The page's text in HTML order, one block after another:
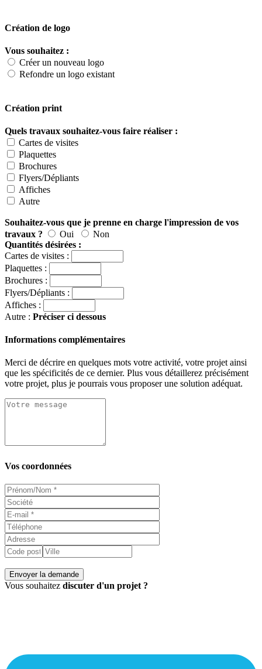
Création de logo
Vous souhaitez :
Créer un nouveau logo
Refondre un logo existant
Création print
Quels travaux souhaitez-vous faire réaliser :
Cartes de visites
Plaquettes
Brochures
Flyers/Dépliants
Affiches
Autre
Souhaitez-vous que je prenne en charge l'impression de vos
travaux ?
Oui
Non
Quantités désirées :
Cartes de visites :
Plaquettes :
Brochures :
Flyers/Dépliants :
Affiches :
Autre : Préciser ci dessous
Informations complémentaires
Merci de décrire en quelques mots votre activité, votre projet ainsi
que les spécificités de ce dernier. Plus vous détaillerez précisément
votre projet, plus je pourrais vous proposer une solution adéquat.
Vos coordonnées
Vous souhaitez discuter d'un projet ?